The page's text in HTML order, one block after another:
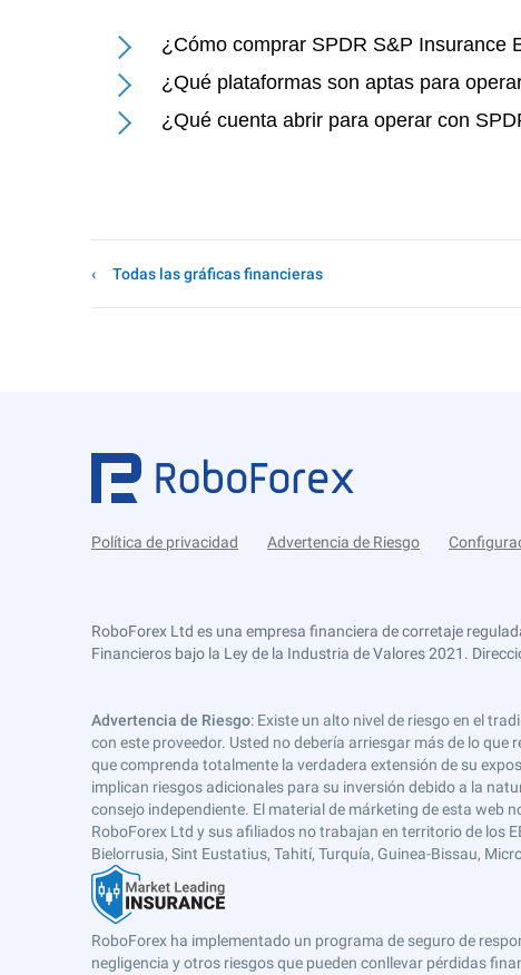
¿Cómo comprar SPDR S&P Insurance
¿Qué plataformas son aptas para
¿Qué cuenta abrir para operar con
Todas las gráficas financieras
Política de privacidad Advertencia de Riesgo
RoboForex Ltd es una empresa financiera de corretaje
Financieros bajo la Ley de la Industria de Valores 2021.
Advertencia de Riesgo: Existe un alto nivel de riesgo en el
con este proveedor. Usted no debería arriesgar más de lo
que comprenda totalmente la verdadera extensión de su
implican riesgos adicionales para su inversión debido a la
consejo independiente. El material de márketing de esta web
RoboForex Ltd y sus afiliados no trabajan en territorio de los
Bielorrusia, Sint Eustatius, Tahití, Turquía, Guinea-Bissau,
RoboForex ha implementado un programa de seguro de
negligencia y otros riesgos que pueden conllevar pérdidas